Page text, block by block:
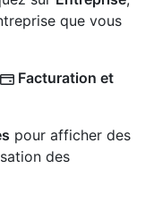
que vous
Facturation et
pour afficher des
des